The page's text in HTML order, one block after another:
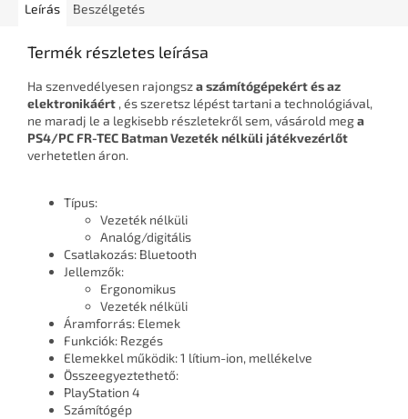
Leírás Beszélgetés
Termék részletes leírása
Ha szenvedélyesen rajongsza számítógépekért és az
elektronikáért , és szeretsz lépést tartani a technológiával,
ne maradj le a legkisebb részletekről sem, vásárold mega
PS4/PC FR-TEC Batman Vezeték nélküli játékvezérlőt
verhetetlen áron.
Típus:
Vezeték nélküli
Analóg/digitális
Csatlakozás: Bluetooth
Jellemzők:
Ergonomikus
Vezeték nélküli
Áramforrás: Elemek
Funkciók: Rezgés
Elemekkel működik: 1 lítium-ion, mellékelve
Összeegyeztethető:
PlayStation 4
Számítógép